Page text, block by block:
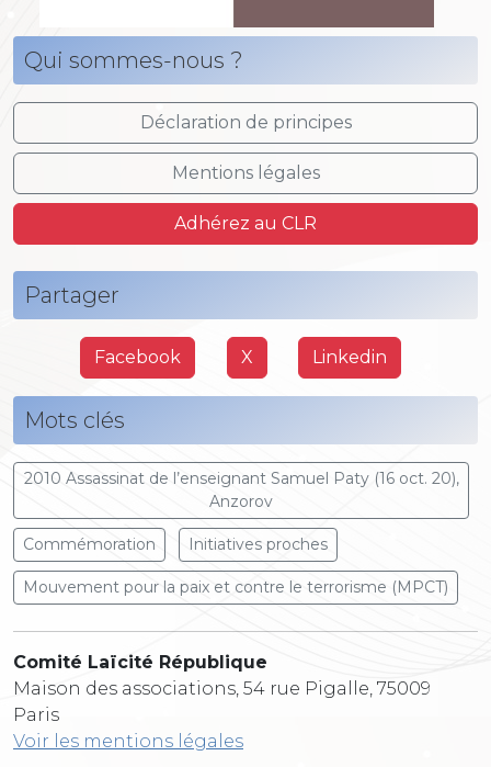
Qui sommes-nous ?
Déclaration de principes
Mentions légales
Adhérez au CLR
Partager
Facebook X Linkedin
Mots clés
2010 Assassinat de l’enseignant Samuel Paty (16 oct. 20),
Anzorov
Commémoration Initiatives proches
Mouvement pour la paix et contre le terrorisme (MPCT)
Comité Laïcité République
Maison des associations, 54 rue Pigalle, 75009
Paris
Voir les mentions légales